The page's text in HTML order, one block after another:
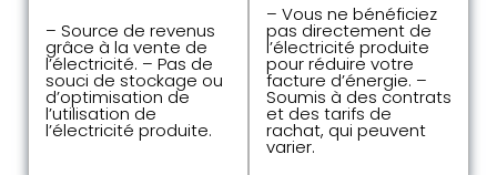
– Source de revenus
grâce à la vente de
l’électricité. – Pas de
souci de stockage ou
d’optimisation de
l’utilisation de
l’électricité produite.
– Vous ne bénéficiez
pas directement de
l’électricité produite
pour réduire votre
facture d’énergie. –
Soumis à des contrats
et des tarifs de
rachat, qui peuvent
varier.